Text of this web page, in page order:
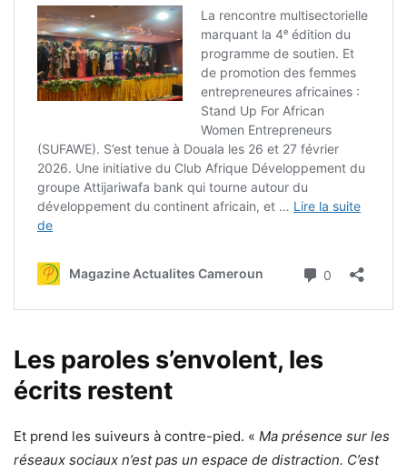
Les paroles s’envolent, les
écrits restent
Et prend les suiveurs à contre-pied. « Ma présence sur les
réseaux sociaux n’est pas un espace de distraction. C’est